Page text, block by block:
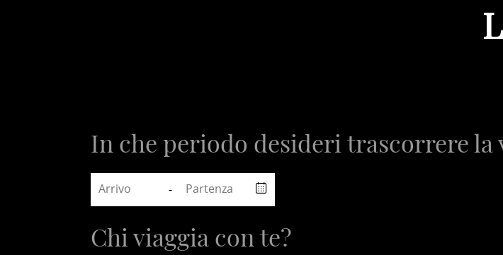
In che periodo desideri trascorrere la
-
Chi viaggia con te?